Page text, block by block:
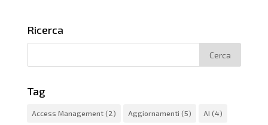
Ricerca
Tag
Access Management(2) Aggiornamenti (5) AI (4)